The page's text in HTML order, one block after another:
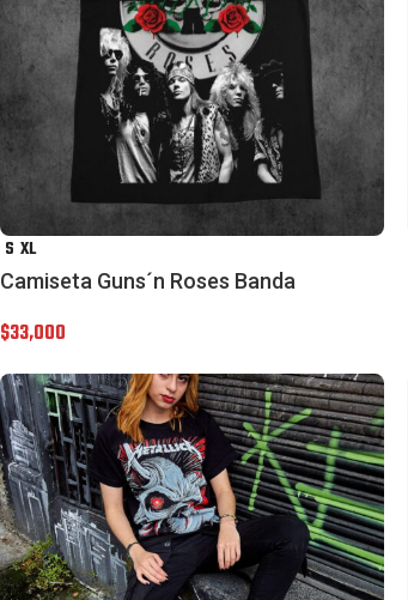
S XL
Camiseta Guns´n Roses Banda
$33,000